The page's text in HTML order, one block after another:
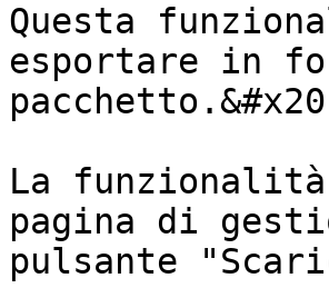
Questa
esportare in
La
pagina di
pulsante